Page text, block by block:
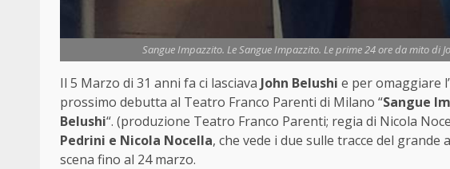
Sangue Impazzito. Le Sangue Impazzito. Le prime 24 ore da mito di
Il 5 Marzo di 31 anni fa ci lasciava John Belushi e per omaggiare
prossimo debutta al Teatro Franco Parenti di Milano “Sangue
Belushi“. (produzione Teatro Franco Parenti; regia di Nicola
Pedrini e Nicola Nocella, che vede i due sulle tracce del
scena fino al 24 marzo.